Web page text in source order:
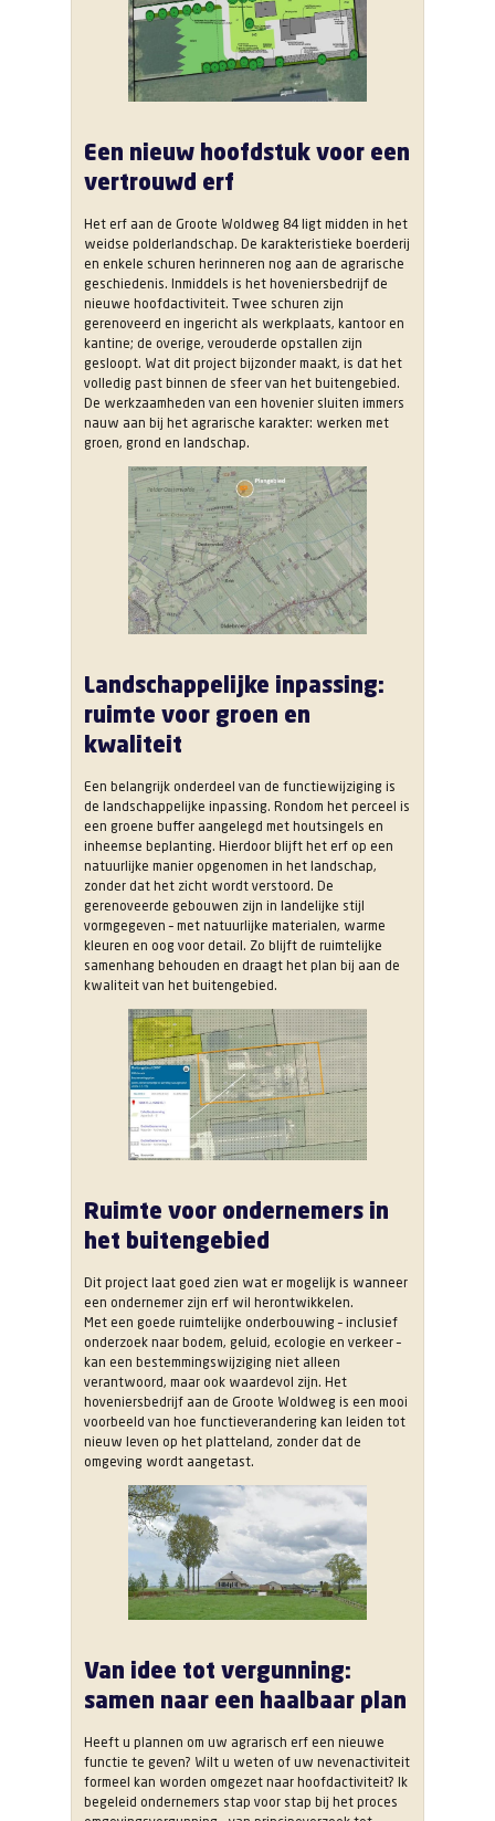
Een nieuw hoofdstuk voor een
vertrouwd erf
Het erf aan de Groote Woldweg 84 ligt midden in het
weidse polderlandschap. De karakteristieke boerderij
en enkele schuren herinneren nog aan de agrarische
geschiedenis. Inmiddels is het hoveniersbedrijf de
nieuwe hoofdactiviteit. Twee schuren zijn
gerenoveerd en ingericht als werkplaats, kantoor en
kantine; de overige, verouderde opstallen zijn
gesloopt. Wat dit project bijzonder maakt, is dat het
volledig past binnen de sfeer van het buitengebied.
De werkzaamheden van een hovenier sluiten immers
nauw aan bij het agrarische karakter: werken met
groen, grond en landschap.
Landschappelijke inpassing:
ruimte voor groen en
kwaliteit
Een belangrijk onderdeel van de functiewijziging is
de landschappelijke inpassing. Rondom het perceel is
een groene buffer aangelegd met houtsingels en
inheemse beplanting. Hierdoor blijft het erf op een
natuurlijke manier opgenomen in het landschap,
zonder dat het zicht wordt verstoord. De
gerenoveerde gebouwen zijn in landelijke stijl
vormgegeven – met natuurlijke materialen, warme
kleuren en oog voor detail. Zo blijft de ruimtelijke
samenhang behouden en draagt het plan bij aan de
kwaliteit van het buitengebied.
Ruimte voor ondernemers in
het buitengebied
Dit project laat goed zien wat er mogelijk is wanneer
een ondernemer zijn erf wil herontwikkelen.
Met een goede ruimtelijke onderbouwing – inclusief
onderzoek naar bodem, geluid, ecologie en verkeer –
kan een bestemmingswijziging niet alleen
verantwoord, maar ook waardevol zijn. Het
hoveniersbedrijf aan de Groote Woldweg is een mooi
voorbeeld van hoe functieverandering kan leiden tot
nieuw leven op het platteland, zonder dat de
omgeving wordt aangetast.
Van idee tot vergunning:
samen naar een haalbaar plan
Heeft u plannen om uw agrarisch erf een nieuwe
functie te geven? Wilt u weten of uw nevenactiviteit
formeel kan worden omgezet naar hoofdactiviteit? Ik
begeleid ondernemers stap voor stap bij het proces